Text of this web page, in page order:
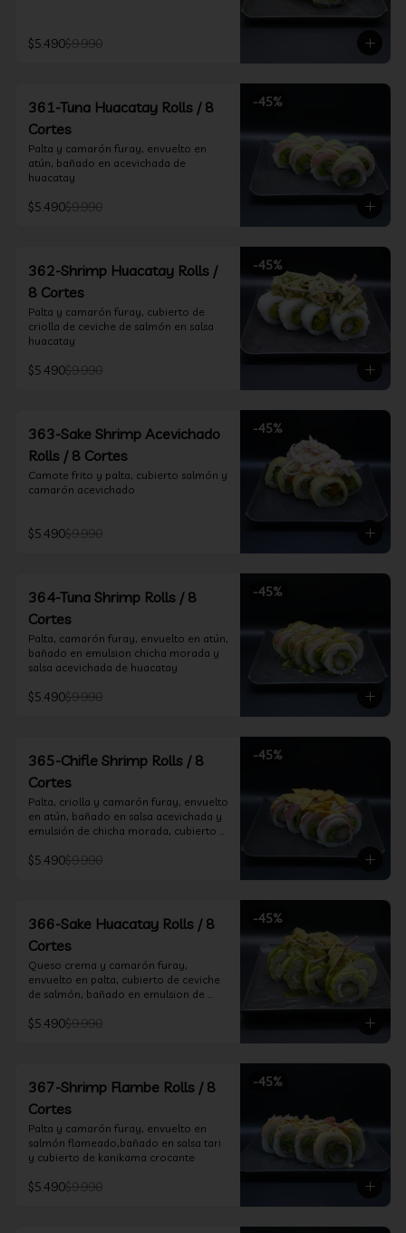
$5.490$9.990
-45%
361-Tuna Huacatay Rolls / 8
Cortes
Palta y camarón furay, envuelto en
atún, bañado en acevichada de
huacatay
$5.490$9.990
-45%
362-Shrimp Huacatay Rolls /
8 Cortes
Palta y camarón furay, cubierto de
criolla de ceviche de salmón en salsa
huacatay
$5.490$9.990
-45%
363-Sake Shrimp Acevichado
Rolls / 8 Cortes
Camote frito y palta, cubierto salmón y
camarón acevichado
$5.490$9.990
-45%
364-Tuna Shrimp Rolls / 8
Cortes
Palta, camarón furay, envuelto en atún,
bañado en emulsion chicha morada y
salsa acevichada de huacatay
$5.490$9.990
-45%
365-Chifle Shrimp Rolls / 8
Cortes
Palta, criolla y camarón furay, envuelto
en atún, bañado en salsa acevichada y
emulsión de chicha morada, cubierto
$5.490$9.990
-45%
366-Sake Huacatay Rolls / 8
Cortes
Queso crema y camarón furay,
envuelto en palta, cubierto de ceviche
de salmón, bañado en emulsion de
$5.490$9.990
-45%
367-Shrimp Flambe Rolls / 8
Cortes
Palta y camarón furay, envuelto en
salmón flameado,bañado en salsa tari
y cubierto de kanikama crocante
$5.490$9.990